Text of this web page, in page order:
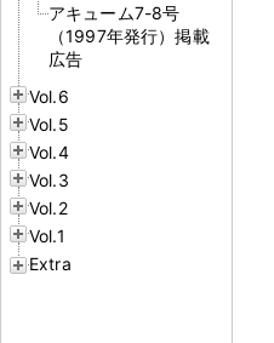
アキューム7-8号
（1997年発行）掲載
広告
Vol.6
Vol.5
Vol.4
Vol.3
Vol.2
Vol.1
Extra